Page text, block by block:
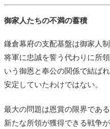
御家人たちの不満の蓄積
鎌倉幕府の支配基盤は御家人
将軍に忠誠を誓う代わりに所
いう御恩と奉公の関係で結ば
安定していたわけではない。
最大の問題は恩賞の限界であ
新たな所領が獲得できる戦争